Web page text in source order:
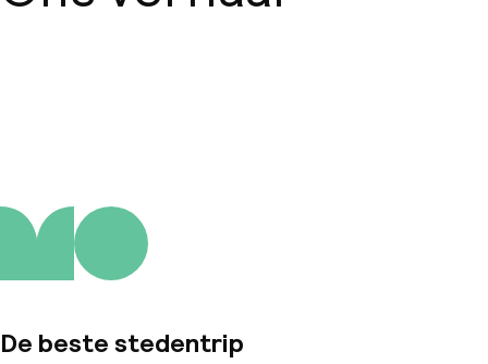
De beste stedentrip